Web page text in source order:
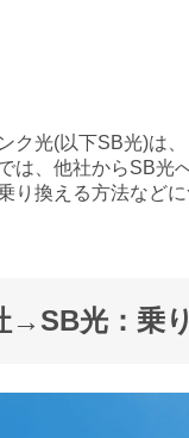
ク光(以下SB光)は
は、他社からSB光
り換える方法など
→SB光：乗